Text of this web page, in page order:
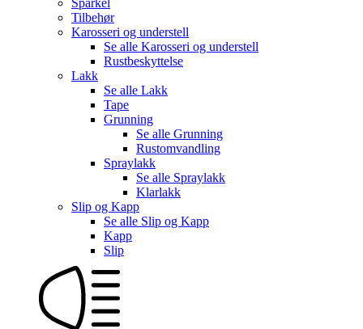
Tilbehør
Karosseri og understell
Se alle Karosseri og understell
Rustbeskyttelse
Lakk
Se alle Lakk
Tape
Grunning
Se alle Grunning
Rustomvandling
Spraylakk
Se alle Spraylakk
Klarlakk
Slip og Kapp
Se alle Slip og Kapp
Kapp
Slip